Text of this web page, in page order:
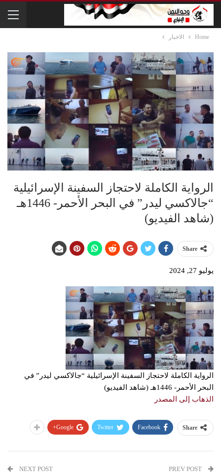
Home الاخبار
الرواية الكاملة لاحتجاز السفينة الإسرائيلية
“جالاكسي ليدر” في البحر الأحمر- 1446هـ
(شاهد الفيديو)
Share
يوليو 27, 2024
الرواية الكاملة لاحتجاز السفينة الإسرائيلية “جالاكسي ليدر” في
البحر الأحمر- 1446هـ (شاهد الفيديو)
الذهاب إلى المصدر
Share
Facebook
Twitter
Google+
NEXT POST